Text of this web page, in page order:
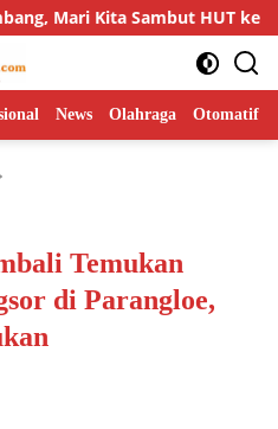
Kita Sambut HUT ke-81 RI
News Olahraga Otomatif
Temukan
di Parangloe,